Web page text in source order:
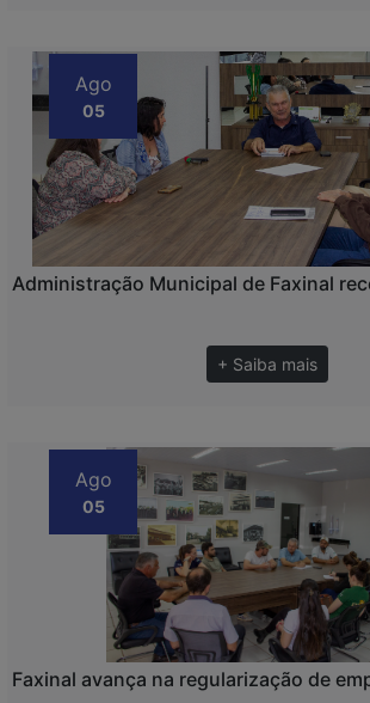
Ago
05
Administração Municipal de Faxinal
+ Saiba mais
Ago
05
Faxinal avança na regularização de